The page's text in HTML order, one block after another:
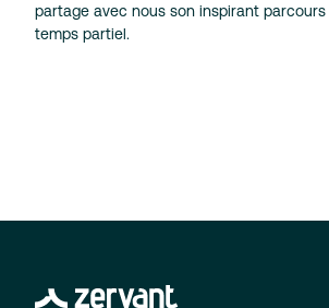
partage avec nous son inspirant parcours
temps partiel.